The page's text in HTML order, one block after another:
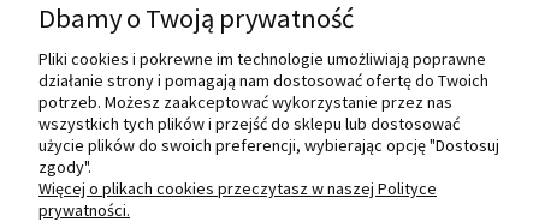
Dbamy o Twoją prywatność
Pliki cookies i pokrewne im technologie umożliwiają poprawne
działanie strony i pomagają nam dostosować ofertę do Twoich
potrzeb. Możesz zaakceptować wykorzystanie przez nas
wszystkich tych plików i przejść do sklepu lub dostosować
użycie plików do swoich preferencji, wybierając opcję "Dostosuj
zgody".
Więcej o plikach cookies przeczytasz w naszej Polityce
prywatności.